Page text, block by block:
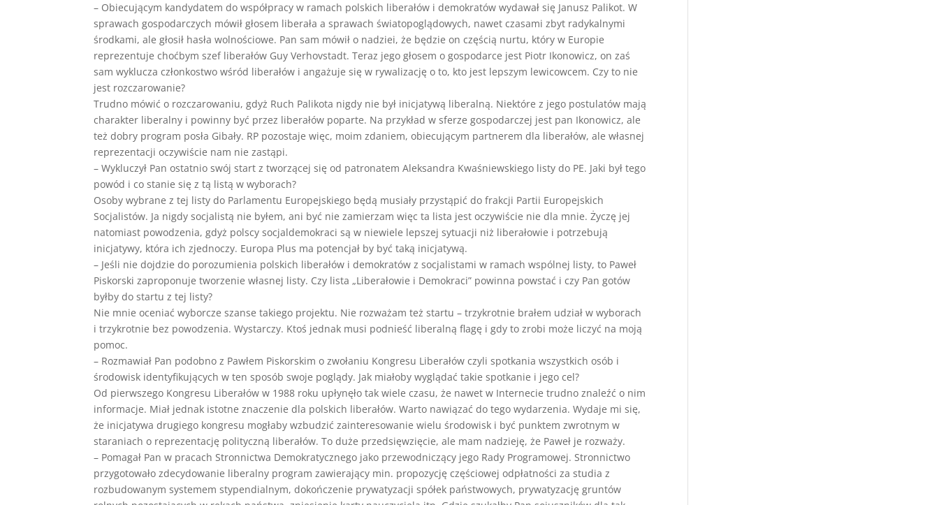
– Obiecującym kandydatem do współpracy w ramach polskich liberałów i demokratów wydawał się Janusz Palikot. W
sprawach gospodarczych mówił głosem liberała a sprawach światopoglądowych, nawet czasami zbyt radykalnymi
środkami, ale głosił hasła wolnościowe. Pan sam mówił o nadziei, że będzie on częścią nurtu, który w Europie
reprezentuje choćbym szef liberałów Guy Verhovstadt. Teraz jego głosem o gospodarce jest Piotr Ikonowicz, on zaś
sam wyklucza członkostwo wśród liberałów i angażuje się w rywalizację o to, kto jest lepszym lewicowcem. Czy to nie
jest rozczarowanie?
Trudno mówić o rozczarowaniu, gdyż Ruch Palikota nigdy nie był inicjatywą liberalną. Niektóre z jego postulatów mają
charakter liberalny i powinny być przez liberałów poparte. Na przykład w sferze gospodarczej jest pan Ikonowicz, ale
też dobry program posła Gibały. RP pozostaje więc, moim zdaniem, obiecującym partnerem dla liberałów, ale własnej
reprezentacji oczywiście nam nie zastąpi.
– Wykluczył Pan ostatnio swój start z tworzącej się od patronatem Aleksandra Kwaśniewskiego listy do PE. Jaki był tego
powód i co stanie się z tą listą w wyborach?
Osoby wybrane z tej listy do Parlamentu Europejskiego będą musiały przystąpić do frakcji Partii Europejskich
Socjalistów. Ja nigdy socjalistą nie byłem, ani być nie zamierzam więc ta lista jest oczywiście nie dla mnie. Życzę jej
natomiast powodzenia, gdyż polscy socjaldemokraci są w niewiele lepszej sytuacji niż liberałowie i potrzebują
inicjatywy, która ich zjednoczy. Europa Plus ma potencjał by być taką inicjatywą.
– Jeśli nie dojdzie do porozumienia polskich liberałów i demokratów z socjalistami w ramach wspólnej listy, to Paweł
Piskorski zaproponuje tworzenie własnej listy. Czy lista „Liberałowie i Demokraci” powinna powstać i czy Pan gotów
byłby do startu z tej listy?
Nie mnie oceniać wyborcze szanse takiego projektu. Nie rozważam też startu – trzykrotnie brałem udział w wyborach
i trzykrotnie bez powodzenia. Wystarczy. Ktoś jednak musi podnieść liberalną flagę i gdy to zrobi może liczyć na moją
pomoc.
– Rozmawiał Pan podobno z Pawłem Piskorskim o zwołaniu Kongresu Liberałów czyli spotkania wszystkich osób i
środowisk identyfikujących w ten sposób swoje poglądy. Jak miałoby wyglądać takie spotkanie i jego cel?
Od pierwszego Kongresu Liberałów w 1988 roku upłynęło tak wiele czasu, że nawet w Internecie trudno znaleźć o nim
informacje. Miał jednak istotne znaczenie dla polskich liberałów. Warto nawiązać do tego wydarzenia. Wydaje mi się,
że inicjatywa drugiego kongresu mogłaby wzbudzić zainteresowanie wielu środowisk i być punktem zwrotnym w
staraniach o reprezentację polityczną liberałów. To duże przedsięwzięcie, ale mam nadzieję, że Paweł je rozważy.
– Pomagał Pan w pracach Stronnictwa Demokratycznego jako przewodniczący jego Rady Programowej. Stronnictwo
przygotowało zdecydowanie liberalny program zawierający min. propozycję częściowej odpłatności za studia z
rozbudowanym systemem stypendialnym, dokończenie prywatyzacji spółek państwowych, prywatyzację gruntów